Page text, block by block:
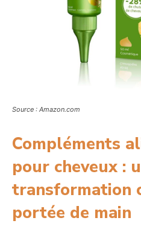
Source : Amazon.com
Compléments
pour cheveux :
transformation
portée de main